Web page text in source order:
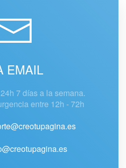
EMAIL
7 días a la semana.
entre 12h - 72h